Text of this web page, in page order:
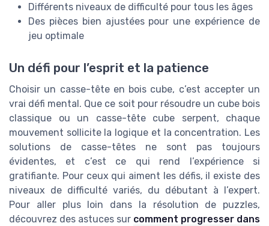
Différents niveaux de difficulté pour tous les âges
Des pièces bien ajustées pour une expérience de
jeu optimale
Un défi pour l’esprit et la patience
Choisir un casse-tête en bois cube, c’est accepter un
vrai défi mental. Que ce soit pour résoudre un cube bois
classique ou un casse-tête cube serpent, chaque
mouvement sollicite la logique et la concentration. Les
solutions de casse-têtes ne sont pas toujours
évidentes, et c’est ce qui rend l’expérience si
gratifiante. Pour ceux qui aiment les défis, il existe des
niveaux de difficulté variés, du débutant à l’expert.
Pour aller plus loin dans la résolution de puzzles,
découvrez des astuces sur comment progresser dans